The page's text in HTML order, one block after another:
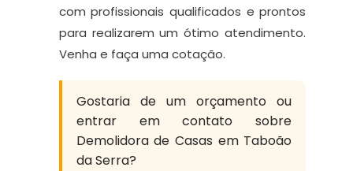
com profissionais qualificados e prontos
para realizarem um ótimo atendimento.
Venha e faça uma cotação.
Gostaria de um orçamento ou
entrar em contato sobre
Demolidora de Casas em Taboão
da Serra?